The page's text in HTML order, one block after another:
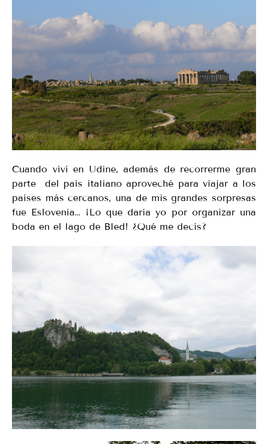
Cuando viví en Udine, además de recorrerme gran
parte del país italiano aproveché para viajar a los
países más cercanos, una de mis grandes sorpresas
fue Eslovenia… ¡Lo que daría yo por organizar una
boda en el lago de Bled! ¿Qué me decís?